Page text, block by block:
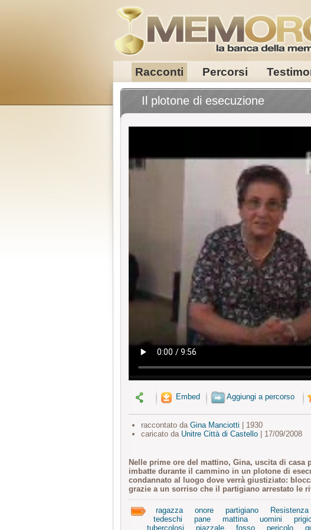
Racconti Percorsi
Il plotone di esecuzione
Embed Aggiungi a percorso
raccontato da Gina Manciotti | 1930
caricato da Unitre Città di Castello| 17/09/2008
Nelle prime ore del mattino, Gina, uscita di casa
imbatte durante il cammino in un plotone di
condannato al luogo dove verrà giustiziato:
grazie a un sorriso che il partigiano arrestato le
ragazza onore partigiano Resistenza
tedeschi
pane mattina uomini
tubercolosi
piazzale fosso pericolo